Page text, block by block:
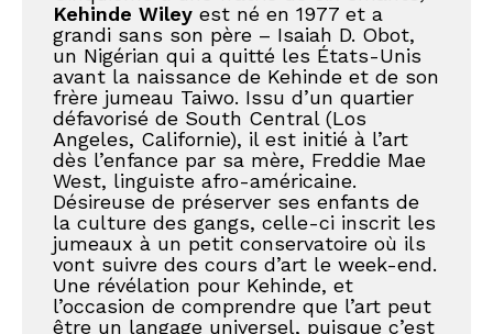
Kehinde Wiley est né en 1977 et a
grandi sans son père – Isaiah D. Obot,
un Nigérian qui a quitté les États-Unis
avant la naissance de Kehinde et de son
frère jumeau Taiwo. Issu d’un quartier
défavorisé de South Central (Los
Angeles, Californie), il est initié à l’art
dès l’enfance par sa mère, Freddie Mae
West, linguiste afro-américaine.
Désireuse de préserver ses enfants de
la culture des gangs, celle-ci inscrit les
jumeaux à un petit conservatoire où ils
vont suivre des cours d’art le week-end.
Une révélation pour Kehinde, et
l’occasion de comprendre que l’art peut
être un langage universel, puisque c’est